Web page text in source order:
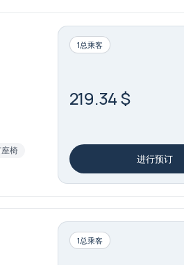
椅
1总乘客
219.34 $
进行预订
1总乘客